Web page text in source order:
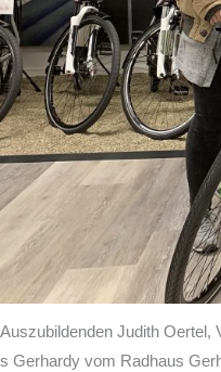
Judith Oertel,
Gerhardy vom Radhaus